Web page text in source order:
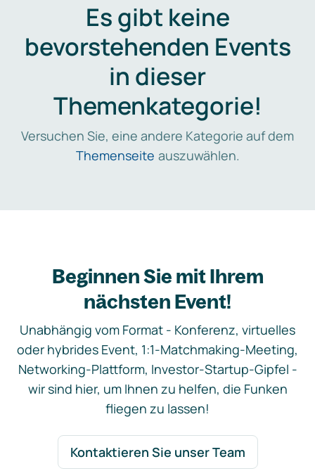
Es gibt keine
bevorstehenden Events
in dieser
Themenkategorie!
Versuchen Sie, eine andere Kategorie auf dem
Themenseite auszuwählen.
Beginnen Sie mit Ihrem
nächsten Event!
Unabhängig vom Format - Konferenz, virtuelles
oder hybrides Event, 1:1-Matchmaking-Meeting,
Networking-Plattform, Investor-Startup-Gipfel -
wir sind hier, um Ihnen zu helfen, die Funken
fliegen zu lassen!
Kontaktieren Sie unser Team